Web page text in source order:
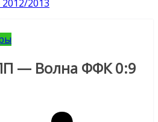
2013
— Волна ФФК 0:9